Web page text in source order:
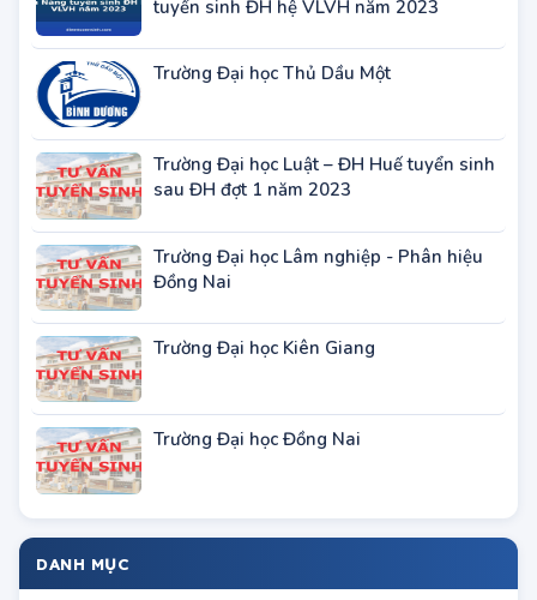
TIN MIỀN NAM KHÁC
Trường ĐH Đồng Tháp tuyển sinh đào
tạo Thạc sĩ đợt 2 năm 2023
Trường Đại học Ngoại ngữ - ĐH Huế
tuyển sinh cao học năm 2023
Trường ĐH Kỹ thuật Y Dược Dà Nẵng
tuyển sinh ĐH hệ VLVH năm 2023